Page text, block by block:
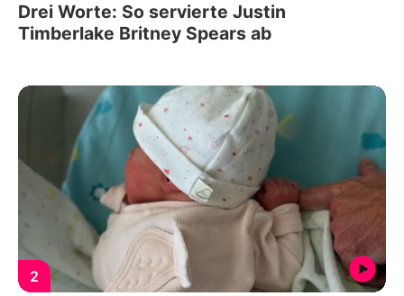
Drei Worte: So servierte Justin
Timberlake Britney Spears ab
2